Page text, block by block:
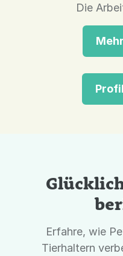
Die
Erfahre, wie
Tierhaltern